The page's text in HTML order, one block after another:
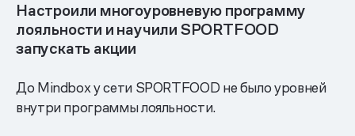
Настроили многоуровневую программу
лояльности и научили SPORTFOOD
запускать акции
До Mindbox у сети SPORTFOOD не было уровней
внутри программы лояльности.